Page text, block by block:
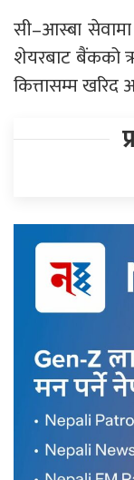
सी–आस्बा
शेयरबाट बैंकको
कित्तासम्म